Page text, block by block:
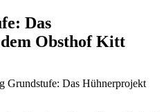
Das
Obsthof Kitt
Grundstufe: Das Hühnerprojekt